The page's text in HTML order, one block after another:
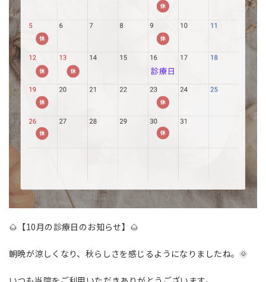
🌰【10月の診療日のお知らせ】🌰
朝晩が涼しくなり、秋らしさを感じるようになりましたね。 🌞